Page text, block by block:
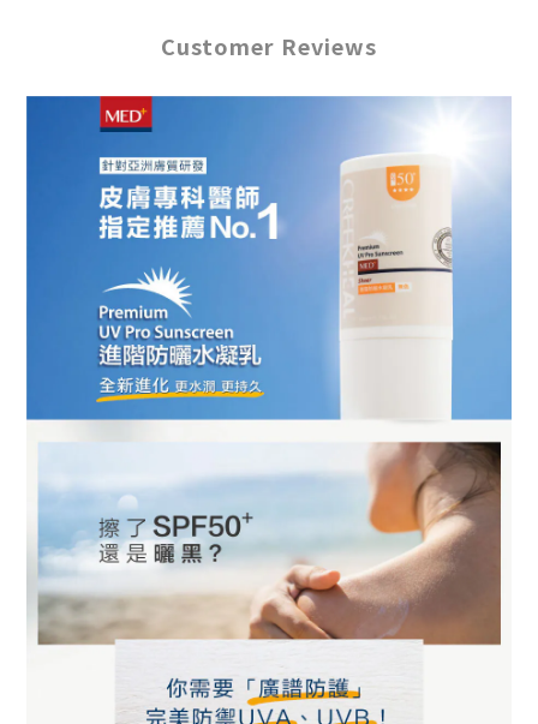
Customer Reviews